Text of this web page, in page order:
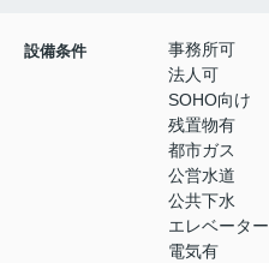
設備条件
事務所可
法人可
SOHO向け
残置物有
都市ガス
公営水道
公共下水
エレベーター
電気有